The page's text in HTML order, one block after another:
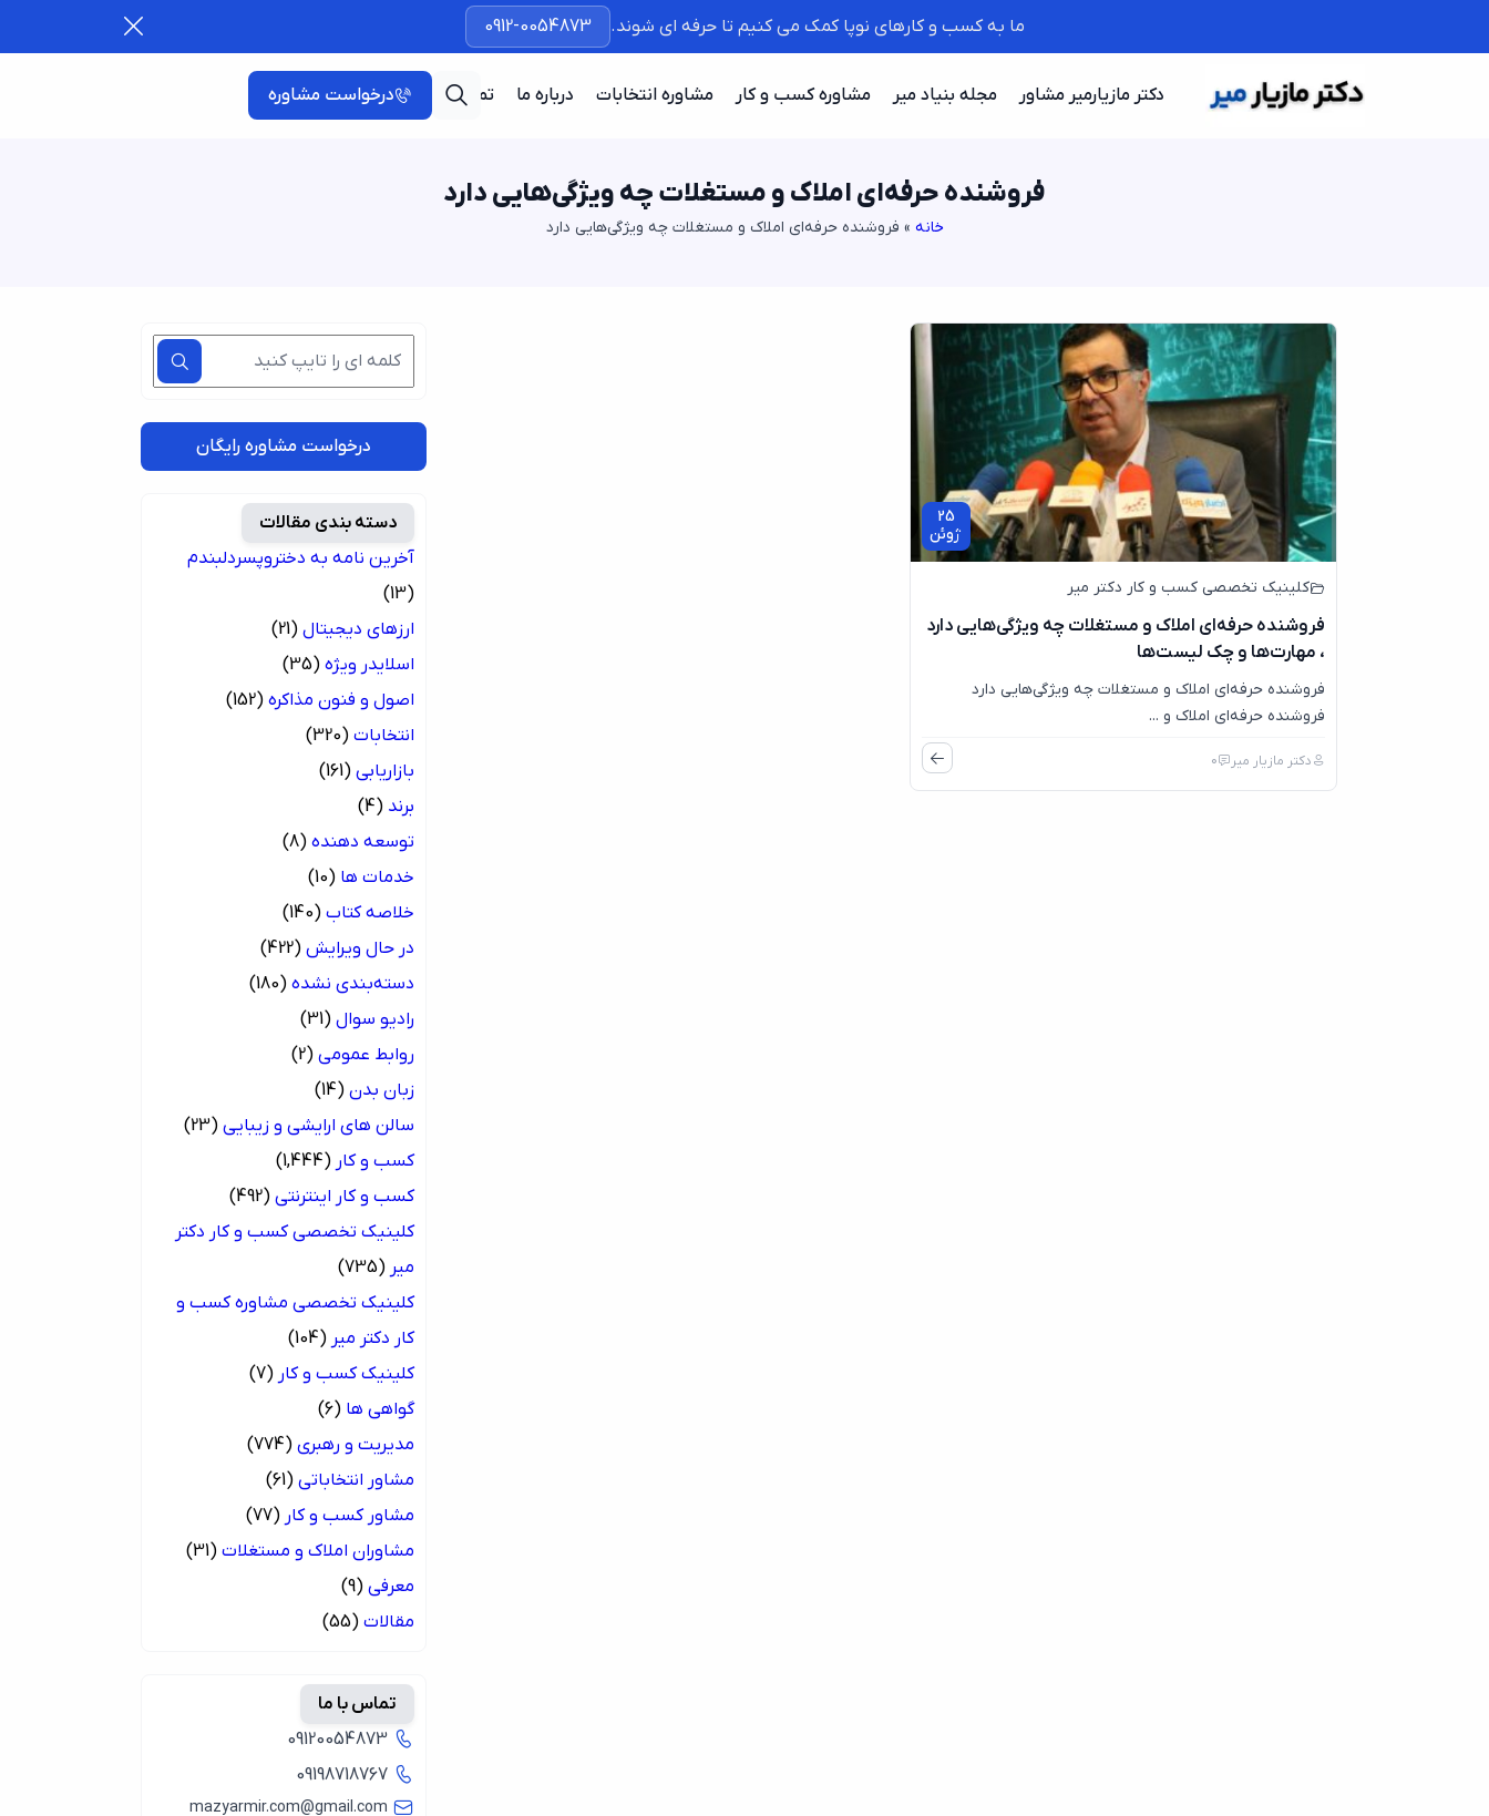
ما به کسب و کارهای نوپا کمک می کنیم تا حرفه ای شوند. 0912-0054873
دکتر مازیارمیر مشاور مجله بنیاد میر مشاوره کسب و کار مشاوره انتخابات درباره ما تماس با ما درخواست مشاوره
فروشنده حرفه‌ای املاک و مستغلات چه ویژگی‌هایی دارد
خانه » فروشنده حرفه‌ای املاک و مستغلات چه ویژگی‌هایی دارد
25
ژوئن
کلینیک تخصصی کسب و کار دکتر میر
فروشنده حرفه‌ای املاک و مستغلات چه ویژگی‌هایی دارد
، مهارت‌ها و چک لیست‌ها
فروشنده حرفه‌ای املاک و مستغلات چه ویژگی‌هایی دارد
فروشنده حرفه‌ای املاک و ...
دکتر مازیار میر 0
درخواست مشاوره رایگان
دسته بندی مقالات
آخرین نامه به دختروپسردلبندم
(13)
ارزهای دیجیتال (21)
اسلایدر ویژه (35)
اصول و فنون مذاکره (152)
انتخابات (320)
بازاریابی (161)
برند (4)
توسعه دهنده (8)
خدمات ها (10)
خلاصه کتاب (140)
در حال ویرایش (422)
دسته‌بندی نشده (180)
رادیو سوال (31)
روابط عمومی (2)
زبان بدن (14)
سالن های ارایشی و زیبایی (23)
کسب و کار (1,444)
کسب و کار اینترنتی (492)
کلینیک تخصصی کسب و کار دکتر
میر (735)
کلینیک تخصصی مشاوره کسب و
کار دکتر میر (104)
کلینیک کسب و کار (7)
گواهی ها (6)
مدیریت و رهبری (774)
مشاور انتخاباتی (61)
مشاور کسب و کار (77)
مشاوران املاک و مستغلات (31)
معرفی (9)
مقالات (55)
تماس با ما
09120054873
09198718767
mazyarmir.com@gmail.com